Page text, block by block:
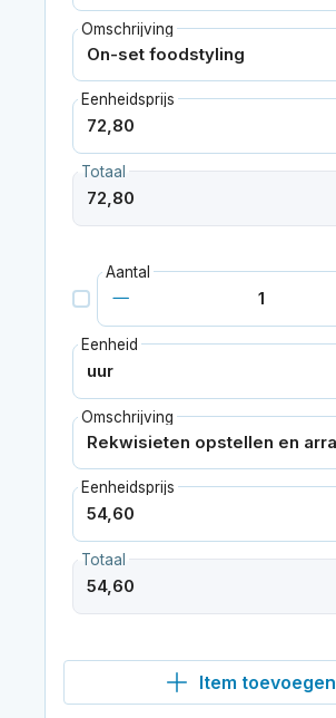
Omschrijving
Eenheidsprijs
Totaal
Aantal
Eenheid
Omschrijving
Eenheidsprijs
Totaal
Item toevoegen